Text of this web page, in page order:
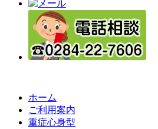
ホーム
ご利用案内
重症心身型